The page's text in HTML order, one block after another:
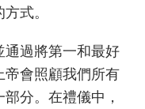
式。
過將第一和最好
帝會照顧我們所有
分。在禮儀中，